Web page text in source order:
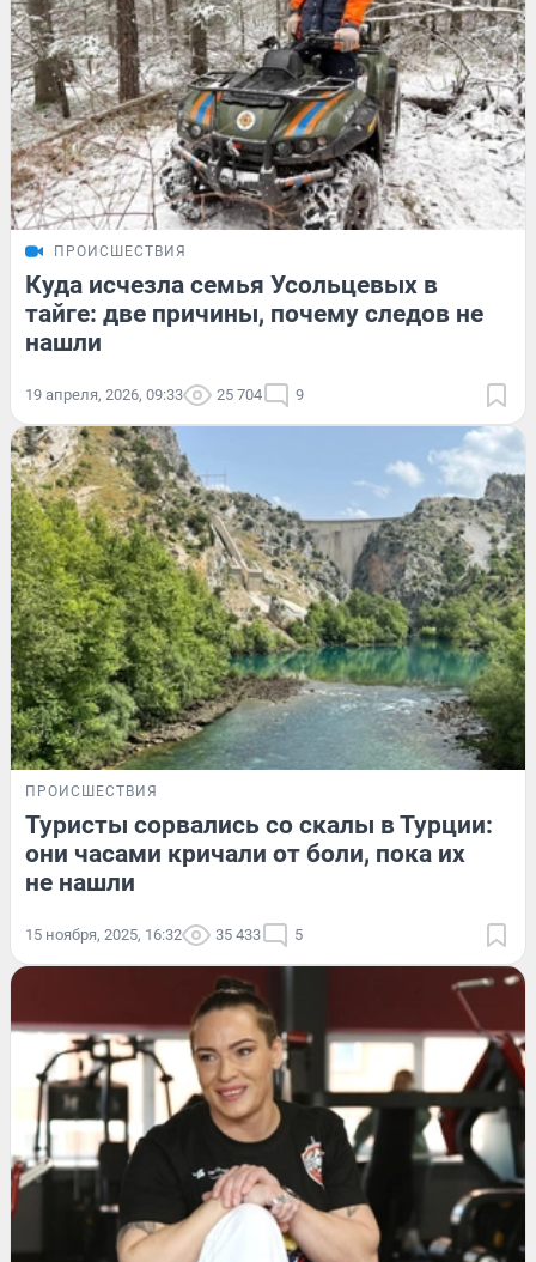
ПРОИСШЕСТВИЯ
Куда исчезла семья Усольцевых в
тайге: две причины, почему следов не
нашли
19 апреля, 2026, 09:33 25 704 9
ПРОИСШЕСТВИЯ
Туристы сорвались со скалы в Турции:
они часами кричали от боли, пока их
не нашли
15 ноября, 2025, 16:32 35 433 5